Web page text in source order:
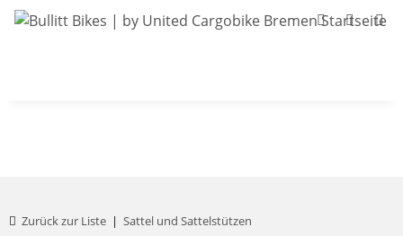
Zurück zur Liste Sattel und Sattelstützen